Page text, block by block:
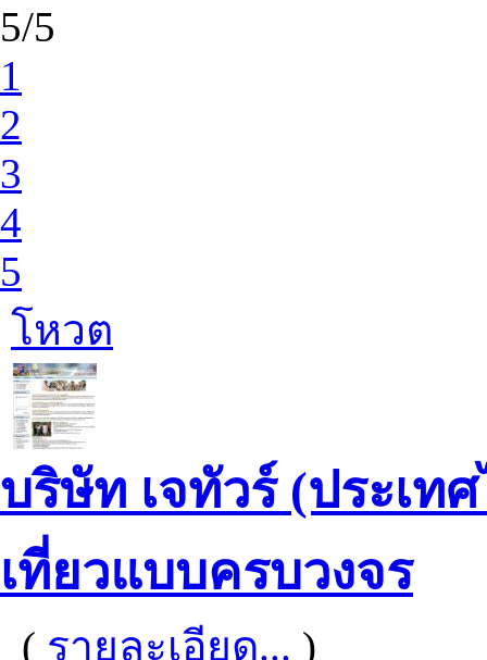
5/5
1
2
3
4
5
โหวต
บริษัท เจทัวร์ (ประเท
เที่ยวแบบครบวงจร
( รายละเอียด... )